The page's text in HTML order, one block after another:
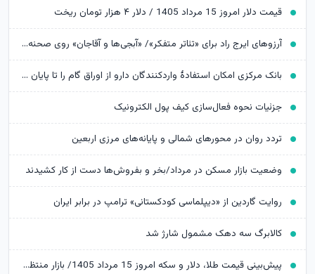
قیمت دلار امروز 15 مرداد 1405 / دلار ۴ هزار تومان ریخت
آرزوهای ایرج راد برای «تئاتر متفکر»/ «آبجی‌ها و آقاجان» روی صحنه می‌رود
بانک مرکزی امکان استفادۀ واردکنندگان دارو از اوراق گام را تا پایان امسال تمدید کرد
جزئیات نحوه فعال‌سازی کیف پول الکترونیک
تردد روان در محورهای شمالی و پایانه‌های مرزی اربعین
وضعیت بازار مسکن در مرداد/بخر و بفروش‌ها دست از کار کشیدند
روایت گاردین از «دیپلماسی کودکستانی» ترامپ در برابر ایران
کالابرگ سه دهک مشمول شارژ شد
پیش‌بینی قیمت طلا، دلار و سکه امروز 15 مرداد 1405/ بازار منتظر مذاکرات تنگه هرمز